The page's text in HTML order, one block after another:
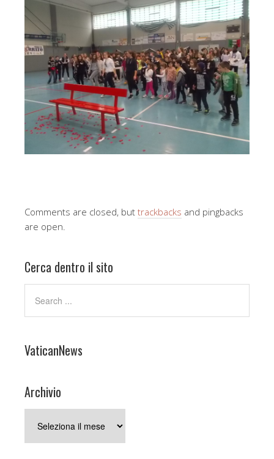
Comments are closed, but trackbacks and pingbacks
are open.
Cerca dentro il sito
VaticanNews
Archivio